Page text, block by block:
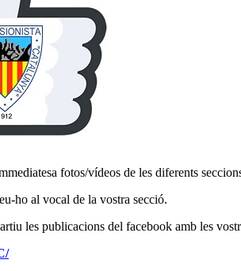
fotos/vídeos de les diferents
ho al vocal de la vostra secció.
les publicacions del facebook amb les